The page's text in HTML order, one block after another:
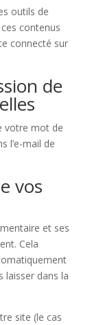
outils de
contenus
connecté sur
de
votre mot de
l’e-mail de
vos
et ses
Cela
laisser dans la
site (le cas